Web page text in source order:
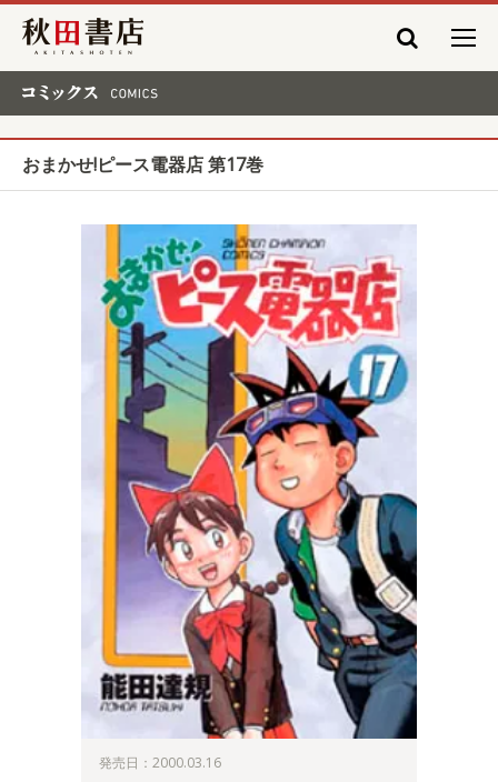
秋田書店
おまかせ!ピース電器店 第17巻
発売日：2000.03.16